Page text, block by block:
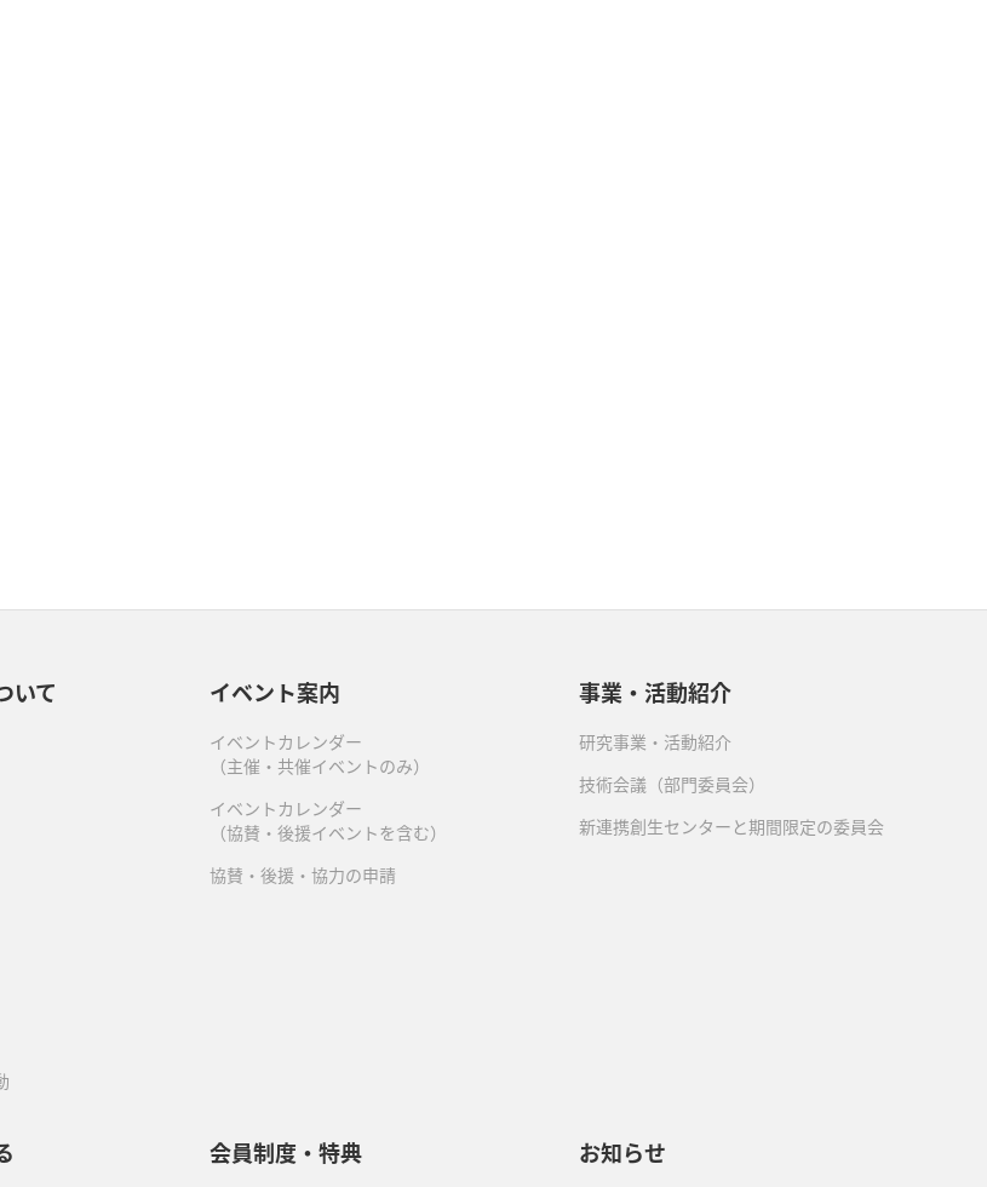
いて イベント案内
イベントカレンダー
（主催・共催イベントのみ）
イベントカレンダー
（協賛・後援イベントを含む）
協賛・後援・協力の申請
事業・活動紹介
研究事業・活動紹介
技術会議（部門委員会）
新連携創生センターと期間限定の委員会
会員制度・特典 お知らせ